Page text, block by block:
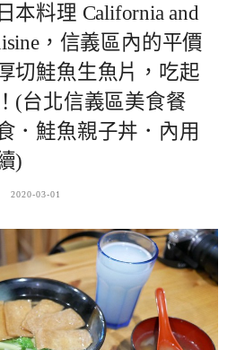
本料理 California and
，信義區內的平價
切鮭魚生魚片，吃起
(台北信義區美食餐
．鮭魚親子丼．內用
)
2020-03-01